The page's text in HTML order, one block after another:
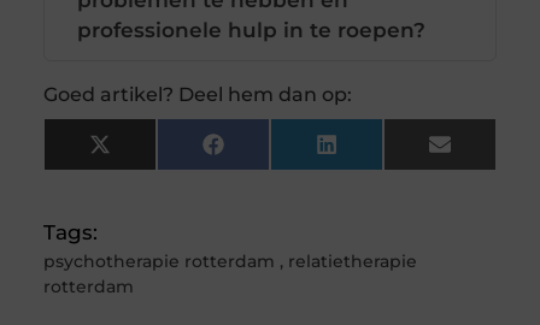
professionele hulp in te roepen?
Goed artikel? Deel hem dan op:
X
(Twitter)
Facebook LinkedIn Email
Tags:
psychotherapie rotterdam , relatietherapie
rotterdam